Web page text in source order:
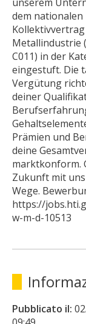
dem nationalen
Metallindustrie
C011) in der
eingestuft. Die
Vergütung
deiner
Prämien und
deine
marktkonform.
Zukunft mit
Wege.
https://
w-m-d-10513
Pubblicato il: